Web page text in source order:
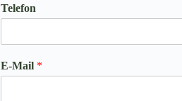
Telefon
E-Mail *